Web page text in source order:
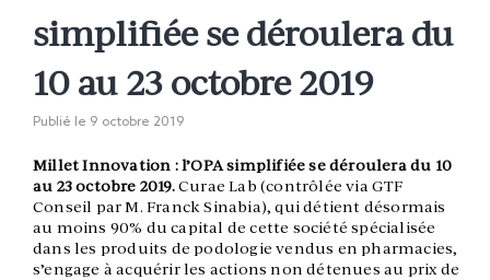
simplifiée se déroulera du
10 au 23 octobre 2019
Publié le 9 octobre 2019
Millet Innovation : l’OPA simplifiée se déroulera du 10
au 23 octobre 2019.Curae Lab (contrôlée via GTF
Conseil par M. Franck Sinabia), qui détient désormais
au moins 90% du capital de cette société spécialisée
dans les produits de podologie vendus en pharmacies,
s’engage à acquérir les actions non détenues au prix de